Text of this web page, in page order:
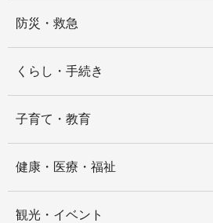
防災・救急
くらし・手続き
子育て・教育
健康・医療・福祉
観光・イベント